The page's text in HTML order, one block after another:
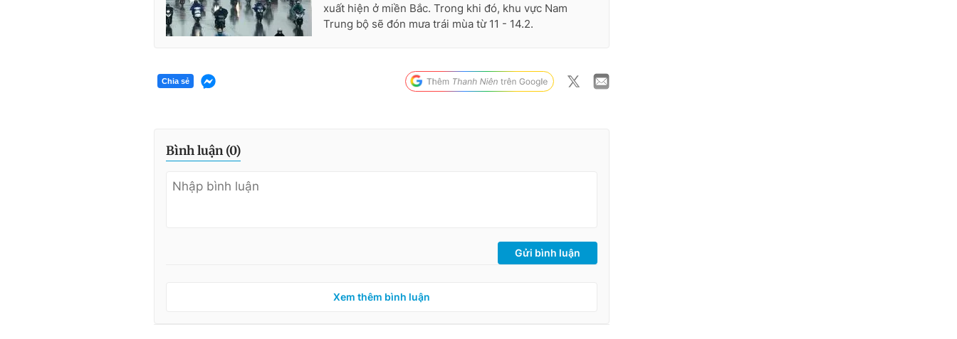
xuất hiện ở miền Bắc. Trong khi đó, khu vực Nam
Trung bộ sẽ đón mưa trái mùa từ 11 - 14.2.
Chia sẻ
Bình luận (0)
Gửi bình luận
Xem thêm bình luận